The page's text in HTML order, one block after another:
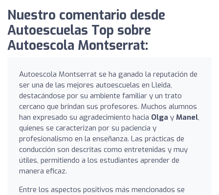
Nuestro comentario desde
Autoescuelas Top sobre
Autoescola Montserrat:
Autoescola Montserrat se ha ganado la reputación de
ser una de las mejores autoescuelas en Lleida,
destacándose por su ambiente familiar y un trato
cercano que brindan sus profesores. Muchos alumnos
han expresado su agradecimiento hacia Olga y Manel,
quienes se caracterizan por su paciencia y
profesionalismo en la enseñanza. Las prácticas de
conducción son descritas como entretenidas y muy
útiles, permitiendo a los estudiantes aprender de
manera eficaz.
Entre los aspectos positivos más mencionados se